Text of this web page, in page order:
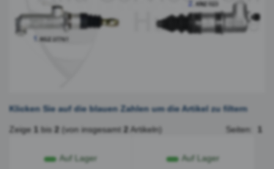
Klicken Sie auf die blauen Zahlen um die Artikel zu filtern
Zeige 1 bis 2 (von insgesamt 2 Artikeln) Seiten: 1
Auf Lager Auf Lager